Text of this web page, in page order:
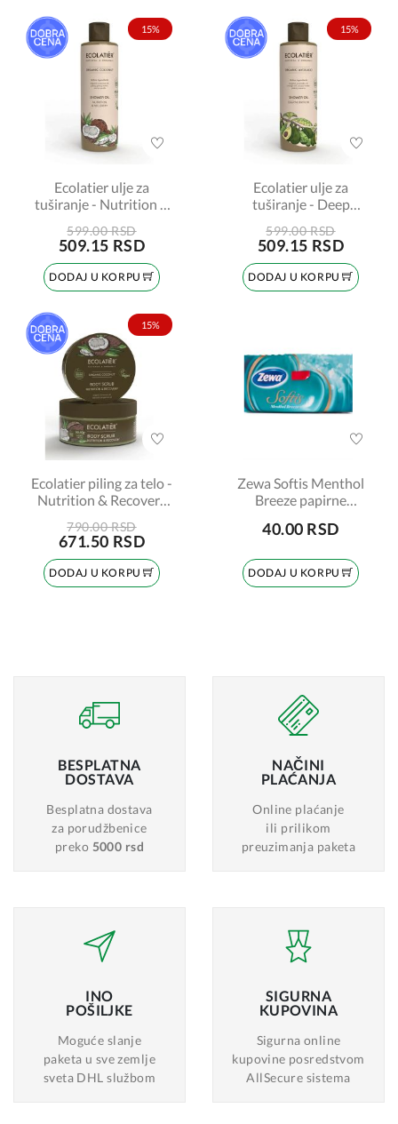
15%
Ecolatier ulje za
tuširanje - Nutrition &
Coconut 250ml
599.00 RSD
509.15 RSD
DODAJ U KORPU
15%
Ecolatier ulje za
tuširanje - Deep
Avocado 250ml
599.00 RSD
509.15 RSD
DODAJ U KORPU
15%
Ecolatier piling za telo -
Nutrition & Recovery
790.00 RSD
671.50 RSD
DODAJ U KORPU
Zewa Softis Menthol
Breeze papirne
40.00 RSD
DODAJ U KORPU
BESPLATNA
DOSTAVA
Besplatna dostava
za porudžbenice
preko 5000 rsd
NAČINI
PLAĆANJA
Online plaćanje
ili prilikom
preuzimanja paketa
INO
POŠILJKE
Moguće slanje
paketa u sve zemlje
sveta DHL službom
SIGURNA
KUPOVINA
Sigurna online
kupovine posredstvom
AllSecure sistema